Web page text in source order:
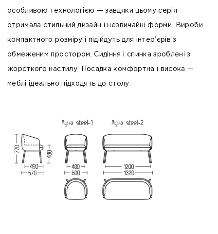
особливою технологією — завдяки цьому серія
отримала стильний дизайн і незвичайні форми. Вироби
компактного розміру і підійдуть для інтер’єрів з
обмеженим простором. Сидіння і спинка зроблені з
жорсткого настилу. Посадка комфортна і висока —
меблі ідеально підходять до столу.